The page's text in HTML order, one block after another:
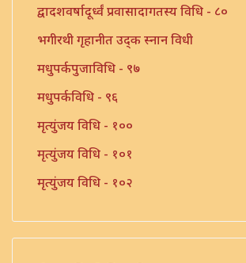
द्वादशवर्षादूर्ध्वं प्रवासादागतस्य विधि - ८०
भगीरथी गृहानीत उद्क स्नान विधी
मधुपर्कपुजाविधि - ९७
मधुपर्कविधि - ९६
मृत्युंजय विधि - १००
मृत्युंजय विधि - १०१
मृत्युंजय विधि - १०२
संन्यास प्रार्थना विधि - ७